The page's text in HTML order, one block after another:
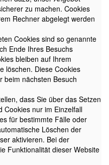
zu machen. Cookies
Rechner abgelegt werden
Cookies sind so genannte
Ende Ihres Besuchs
bleiben auf Ihrem
löschen. Diese Cookies
beim nächsten Besuch
dass Sie über das Setzen
Cookies nur im Einzelfall
für bestimmte Fälle oder
Löschen der
aktivieren. Bei der
Funktionalität dieser Website